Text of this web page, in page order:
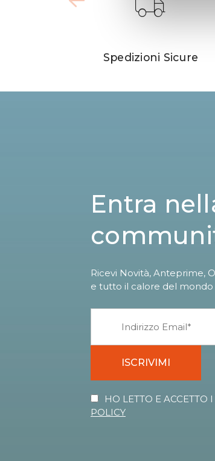
Spedizioni Sicure
Entra
Ricevi Novità, Anteprime,
e tutto il calore del mondo
ISCRIVIMI
HO LETTO E ACCETTO
POLICY